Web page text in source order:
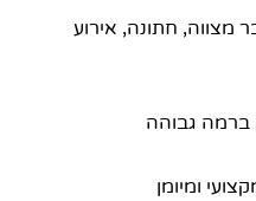
חתונה, אירוע
ברמה גבוהה
ומיומן